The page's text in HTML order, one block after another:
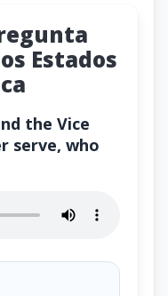
Estados
the Vice
serve, who
Vice President can no